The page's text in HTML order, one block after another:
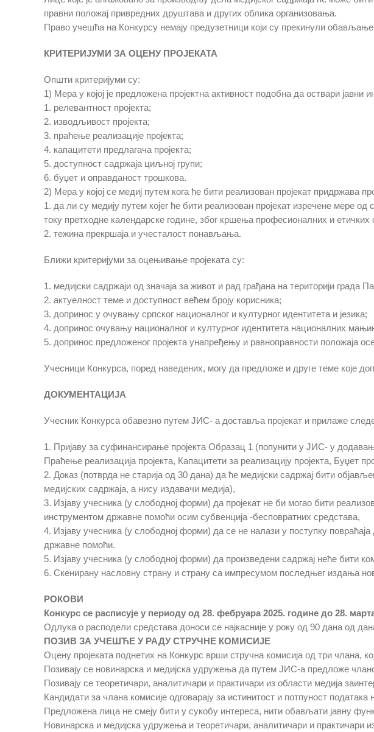
правни положај привредних друштава и других облика организовања.
Право учешћа на Конкурсу немају предузетници који су прекинули
КРИТЕРИЈУМИ ЗА ОЦЕНУ ПРОЈЕКАТА
Општи критеријуми су:
1) Мера у којој је предложена пројектна активност подобна да оствари
1. релевантност пројекта;
2. изводљивост пројекта;
3. праћење реализације пројекта;
4. капацитети предлагача пројекта;
5. доступност садржаја циљној групи;
6. буџет и оправданост трошкова.
2) Мера у којој се медиј путем кога ће бити реализован пројекат придржава
1. да ли су медију путем којег ће бити реализован пројекат изречене мере
току претходне календарске године, због кршења професионалних и етичких
2. тежина прекршаја и учесталост понављања.
Ближи критеријуми за оцењивање пројеката су:
1. медијски садржаји од значаја за живот и рад грађана на територији града
2. актуелност теме и доступност већем броју корисника;
3. допринос у очувању српског националног и културног идентитета и jезика;
4. допринос очувању националног и културног идентитета националних
5. допринос предложеног пројекта унапређењу и равноправности положаjа
Учесници Конкурса, поред наведених, могу да предложе и друге теме које
ДОКУМЕНТАЦИЈA
Учесник Конкурса обавезно путем ЈИС- a доставља пројекат и прилаже
1. Пријаву за суфинансирање пројекта Образац 1 (попунити у ЈИС- у
Праћење реализација пројекта, Капацитети за реализацију пројекта, Буџет
2. Доказ (потврда не старија од 30 дана) да ће медијски садржаj бити
медијских садржаја, а нису издавачи медија),
3. Изјаву учесника (у слободној форми) да пројекат не би могао бити
инструментом државне помоћи осим субвенција -бесповратних средстава,
4. Изјаву учесника (у слободној форми) да се не налази у поступку
државне помоћи.
5. Изјаву учесника (у слободној форми) да произведени садржај неће бити
6. Скенирану насловну страну и страну са импресумом последњег издања
РОКОВИ
Конкурс се расписује у периоду од 28. фебруара 2025. године до 28.
Одлука о расподели средстава доноси се најкасније у року од 90 дана
ПОЗИВ ЗА УЧЕШЋЕ У РАДУ СТРУЧНЕ КОМИСИЈЕ
Оцену пројеката поднетих на Конкурс врши стручна комисија од три члана,
Позивају се новинарска и медијска удружења да путем ЈИС-a предложе
Позивају се теоретичари, аналитичари и практичари из области медија
Кандидати за члана комисије одговарају за истинитост и потпуност
Предложена лица не смеју бити у сукобу интереса, нити обављати јавну
Новинарска и медијска удружења и теоретичари, аналитичари и практичари